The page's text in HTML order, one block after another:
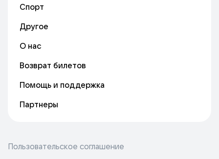
Спорт
Другое
О нас
Возврат билетов
Помощь и поддержка
Партнеры
Пользовательское соглашение